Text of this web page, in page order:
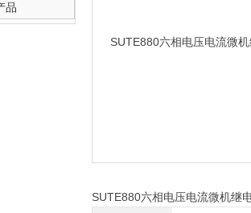
品
SUTE880六相电压电流微机继